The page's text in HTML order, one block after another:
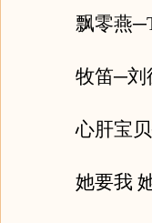
飘零燕
牧笛─刘
心肝宝贝
她要我 她